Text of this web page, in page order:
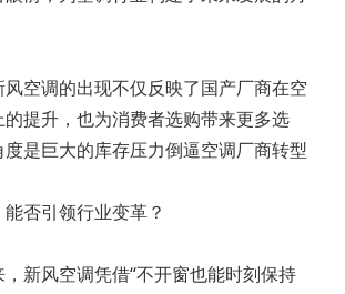
空调的出现不仅反映了国产厂商在空
提升，也为消费者选购带来更多选
是巨大的库存压力倒逼空调厂商转型
否引领行业变革？
新风空调凭借“不开窗也能时刻保持